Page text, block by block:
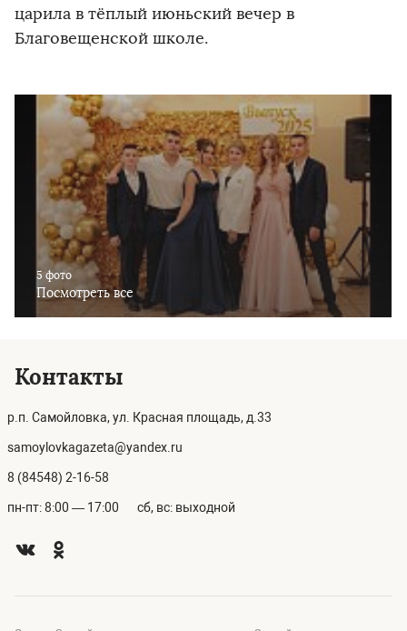
царила в тёплый июньский вечер в
Благовещенской школе.
5 фото
Посмотреть все
Контакты
р.п. Самойловка, ул. Красная площадь, д.33
samoylovkagazeta@yandex.ru
8 (84548) 2-16-58
пн-пт: 8:00 — 17:00 сб, вс: выходной